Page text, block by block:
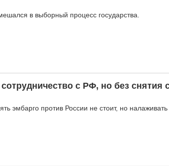
в выборный процесс государства.
с РФ, но без снятия
эмбарго против России не стоит, но налаживать